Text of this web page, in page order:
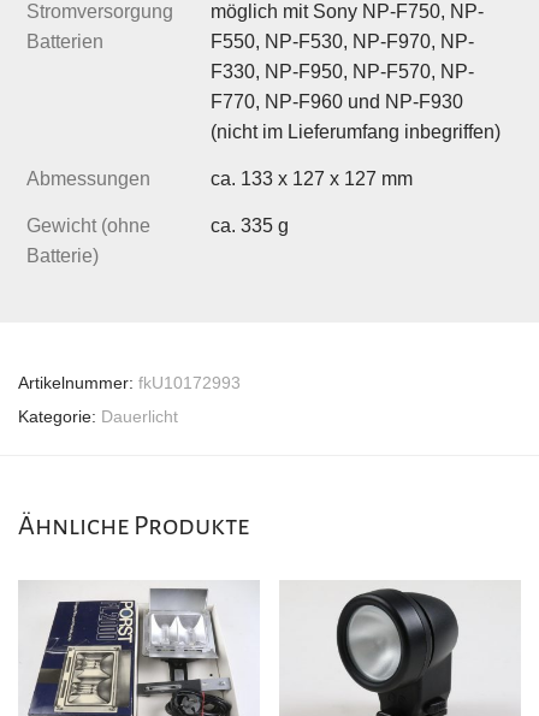
Stromversorgung
Batterien
möglich mit Sony NP-F750, NP-
F550, NP-F530, NP-F970, NP-
F330, NP-F950, NP-F570, NP-
F770, NP-F960 und NP-F930
(nicht im Lieferumfang inbegriffen)
Abmessungen ca. 133 x 127 x 127 mm
Gewicht (ohne
Batterie)
ca. 335 g
Artikelnummer: fkU10172993
Kategorie: Dauerlicht
Ähnliche Produkte